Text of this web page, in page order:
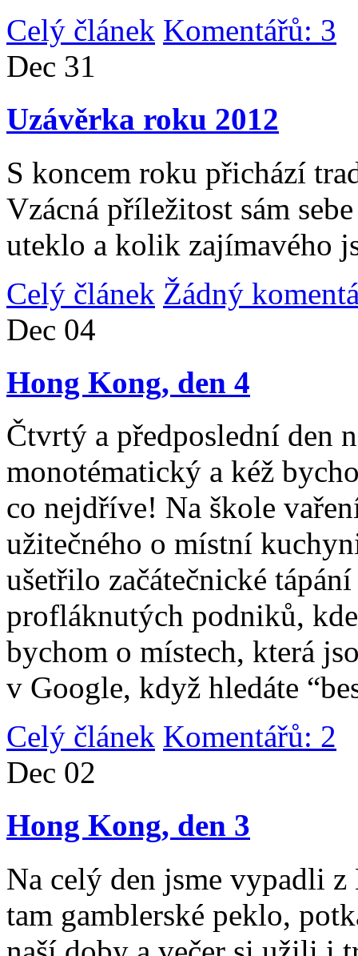
Celý článek Komentářů: 3
Dec 31
Uzávěrka roku 2012
S koncem roku přichází
Vzácná příležitost sám
uteklo a kolik zajímavého
Celý článek Žádný
Dec 04
Hong Kong, den 4
Čtvrtý a předposlední den
monotématický a kéž
co nejdříve! Na škole
užitečného o místní
ušetřilo začátečnické
profláknutých podniků,
bychom o místech, která
v Google, když hledáte
Celý článek Komentářů: 2
Dec 02
Hong Kong, den 3
Na celý den jsme vypadli
tam gamblerské peklo,